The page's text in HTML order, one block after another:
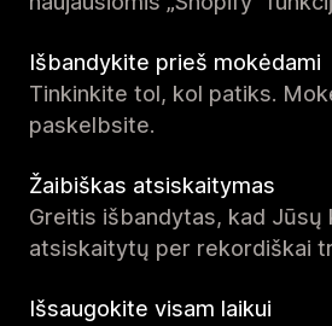
Išbandykite prieš mokėdami
Tinkinkite tol, kol patiks.
paskelbsite.
Žaibiškas atsiskaitymas
Greitis išbandytas, kad Jūsų
atsiskaitytų per rekordiškai
Išsaugokite visam laikui